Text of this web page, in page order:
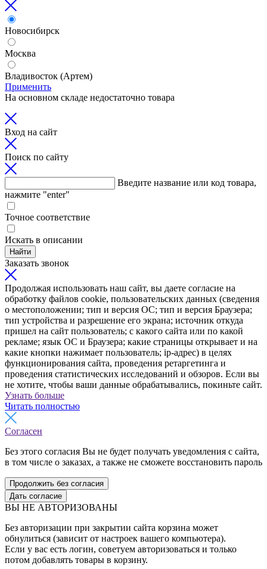
Новосибирск
Москва
Владивосток (Артем)
Применить
На основном складе недостаточно товара
Вход на сайт
Поиск по сайту
Введите название или код товара,
нажмите "enter"
Точное соответствие
Искать в описании
Найти
Заказать звонок
Продолжая использовать наш сайт, вы даете согласие на
обработку файлов cookie, пользовательских данных (сведения
о местоположении; тип и версия ОС; тип и версия Браузера;
тип устройства и разрешение его экрана; источник откуда
пришел на сайт пользователь; с какого сайта или по какой
рекламе; язык ОС и Браузера; какие страницы открывает и на
какие кнопки нажимает пользователь; ip-адрес) в целях
функционирования сайта, проведения ретаргетинга и
проведения статистических исследований и обзоров. Если вы
не хотите, чтобы ваши данные обрабатывались, покиньте сайт.
Узнать больше
Читать полностью
Согласен
Без этого согласия Вы не будет получать уведомления с сайта,
в том числе о заказах, а также не сможете восстановить пароль
Продолжить без согласия
Дать согласие
ВЫ НЕ АВТОРИЗОВАНЫ
Без авторизации при закрытии сайта корзина может
обнулиться (зависит от настроек вашего компьютера).
Если у вас есть логин, советуем авторизоваться и только
потом добавлять товары в корзину.